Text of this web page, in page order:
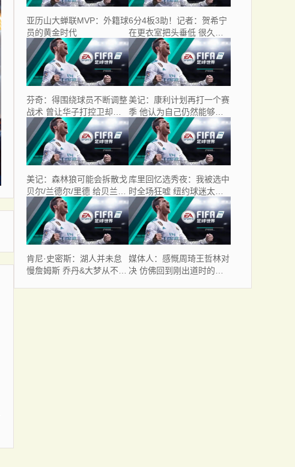
亚历山大蝉联MVP：外籍球
员的黄金时代
6分4板3助！记者：贺希宁
在更衣室把头垂低 很久都
没有抬起头来
芬奇：得围绕球员不断调整
战术 曾让华子打控卫却打
破了原本节奏
美记：康利计划再打一个赛
季 他认为自己仍然能够胜
任比赛
美记：森林狼可能会拆散戈
贝尔/兰德尔/里德 给贝兰热
成长空间
库里回忆选秀夜：我被选中
时全场狂嘘 纽约球迷太想
我去尼克斯了
肯尼·史密斯：湖人并未怠
慢詹姆斯 乔丹&大梦从不纠
媒体人：感慨周琦王哲林对
决 仿佛回到刚出道时的新